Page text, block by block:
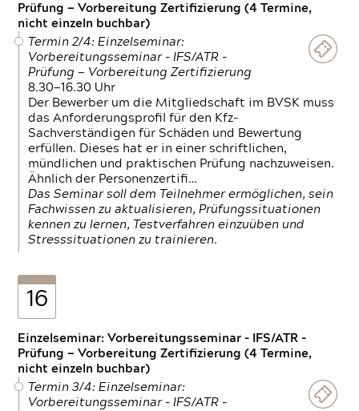
Prüfung — Vorbereitung Zertifizierung (4 Termine,
nicht einzeln buchbar)
Termin 2/4: Einzelseminar:
Vorbereitungsseminar - IFS/ATR -
Prüfung — Vorbereitung Zertifizierung
8.30—16.30 Uhr
Der Bewerber um die Mitgliedschaft im BVSK muss
das Anforderungsprofil für den Kfz-
Sachverständigen für Schäden und Bewertung
erfüllen. Dieses hat er in einer schriftlichen,
mündlichen und praktischen Prüfung nachzuweisen.
Ähnlich der Personenzertifi…
Das Seminar soll dem Teilnehmer ermöglichen, sein
Fachwissen zu aktualisieren, Prüfungssituationen
kennen zu lernen, Testverfahren einzuüben und
Stresssituationen zu trainieren.
16
Einzelseminar: Vorbereitungsseminar - IFS/ATR -
Prüfung — Vorbereitung Zertifizierung (4 Termine,
nicht einzeln buchbar)
Termin 3/4: Einzelseminar:
Vorbereitungsseminar - IFS/ATR -